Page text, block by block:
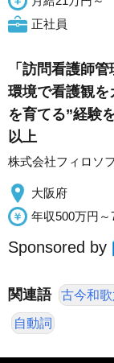
正社員
「訪問看護師
環境で看護観を
を育てる”経験
以上
株式会社フィロソ
大阪府
年収500万円～
Sponsored by
関連語 古今和
自動詞